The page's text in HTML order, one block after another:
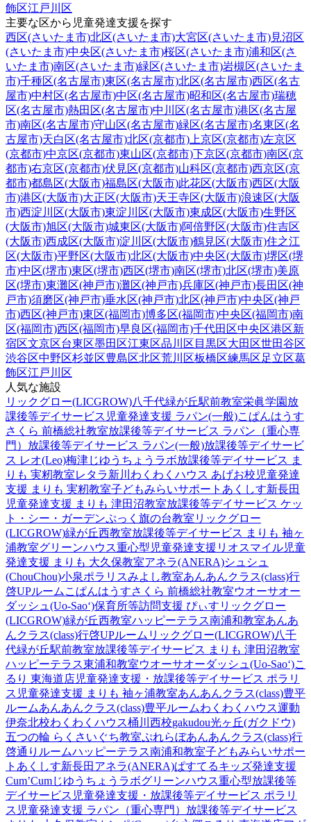
飾区江戸川区
主要な区から児童発達支援を探す
西区(さいたま市)北区(さいたま市)大宮区(さいたま市)見沼区
(さいたま市)中央区(さいたま市)桜区(さいたま市)浦和区(さ
いたま市)南区(さいたま市)緑区(さいたま市)岩槻区(さいたま
市)千種区(名古屋市)東区(名古屋市)北区(名古屋市)西区(名古
屋市)中村区(名古屋市)中区(名古屋市)昭和区(名古屋市)瑞穂
区(名古屋市)熱田区(名古屋市)中川区(名古屋市)港区(名古屋
市)南区(名古屋市)守山区(名古屋市)緑区(名古屋市)名東区(名
古屋市)天白区(名古屋市)北区(京都市) 上京区(京都市)左京区
(京都市)中京区(京都市)東山区(京都市)下京区(京都市)南区(京
都市)右京区(京都市)伏見区(京都市)山科区(京都市)西京区(京
都市)都島区(大阪市)福島区(大阪市)此花区(大阪市)西区(大阪
市)港区(大阪市)大正区(大阪市)天王寺区(大阪市)浪速区(大阪
市)西淀川区(大阪市)東淀川区(大阪市)東成区(大阪市)生野区
(大阪市)旭区(大阪市)城東区(大阪市)阿倍野区(大阪市)住吉区
(大阪市)西成区(大阪市)淀川区(大阪市)鶴見区(大阪市)住之江
区(大阪市)平野区(大阪市)北区(大阪市)中央区(大阪市)堺区(堺
市)中区(堺市)東区(堺市)西区(堺市)南区(堺市)北区(堺市)美原
区(堺市)東灘区(神戸市)灘区(神戸市)兵庫区(神戸市)長田区(神
戸市)須磨区(神戸市)垂水区(神戸市)北区(神戸市)中央区(神戸
市)西区(神戸市)東区(福岡市)博多区(福岡市)中央区(福岡市)南
区(福岡市)西区(福岡市)早良区(福岡市)千代田区中央区港区新
宿区文京区台東区墨田区江東区品川区 目黒区大田区世田谷区
渋谷区中野区杉並区豊島区北区荒川区板橋区練馬区足立区葛
飾区江戸川区
人気な施設
リックグロー(LICGROW)八千代緑が丘駅前教室栄眞学園放
課後等デイサービス 児童発達支援 ラパン(一般)こぱんはうす
さくら 前橋総社教室放課後等デイサービス ラパン（重心専
門） 放課後等デイサービス ラパン(一般)放課後等デイサービ
ス レオ(Leo)梅津じゆうちょうラボ放課後等デイサービス ま
りも 実籾教室レタラ新川 わくわくハウス あげお校 児童発達
支援 まりも 実籾教室子どもみらいサポートあくしす新長田
児童発達支援 まりも 津田沼教室放課後等デイサービス ケッ
ト・シー・ガーデンぷっく旗の台教室 リックグロー
(LICGROW)緑が丘西教室放課後等デイサービス まりも 袖ヶ
浦教室グリーンハウス重心型児童発達支援 リオスマイル児童
発達支援 まりも 大久保教室アネラ(ANERA)シュシュ
(ChouChou)小泉ポラリスみよし教室あんあんクラス(class)行
啓UPルーム こぱんはうすさくら 前橋総社教室ウオーサオー
ダッシュ(Uo-Sao‘)保育所等訪問支援 ぴぃす リックグロー
(LICGROW)緑が丘西教室ハッピーテラス南浦和教室あんあ
んクラス(class)行啓UPルーム リックグロー(LICGROW)八千
代緑が丘駅前教室放課後等デイサービス まりも 津田沼教室
ハッピーテラス東浦和教室ウオーサオーダッシュ(Uo-Sao‘)こ
るり 東海道店児童発達支援・放課後等デイサービス ポラリ
ス 児童発達支援 まりも 袖ヶ浦教室あんあんクラス(class)豊平
ルームあんあんクラス(class)豊平ルームわくわくハウス運動
伊奈北校わくわくハウス桶川西校gakudou光ヶ丘(ガクドウ)
五つの輪 らくさいぐち教室ぷれらぼあんあんクラス(class)行
啓通りルームハッピーテラス南浦和教室子どもみらいサポー
トあくしす新長田 アネラ(ANERA)ぱすてるキッズ発達支援
Cum’Cumじゆうちょうラボグリーンハウス重心型放課後等
デイサービス 児童発達支援・放課後等デイサービス ポラリ
ス 児童発達支援 ラパン（重心専門） 放課後等デイサービス